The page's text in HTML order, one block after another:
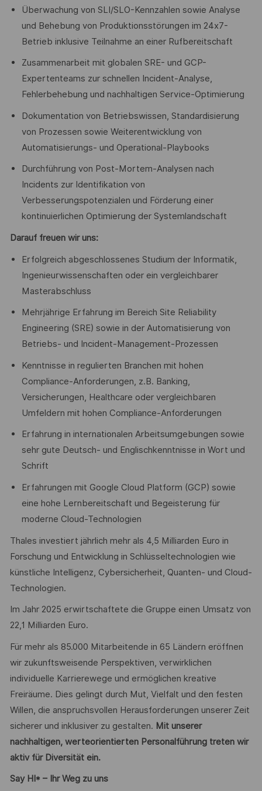
Überwachung von SLI/SLO-Kennzahlen sowie Analyse
und Behebung von Produktionsstörungen im 24x7-
Betrieb inklusive Teilnahme an einer Rufbereitschaft
Zusammenarbeit mit globalen SRE- und GCP-
Expertenteams zur schnellen Incident-Analyse,
Fehlerbehebung und nachhaltigen Service-Optimierung
Dokumentation von Betriebswissen, Standardisierung
von Prozessen sowie Weiterentwicklung von
Automatisierungs- und Operational-Playbooks
Durchführung von Post-Mortem-Analysen nach
Incidents zur Identifikation von
Verbesserungspotenzialen und Förderung einer
kontinuierlichen Optimierung der Systemlandschaft
Darauf freuen wir uns:
Erfolgreich abgeschlossenes Studium der Informatik,
Ingenieurwissenschaften oder ein vergleichbarer
Masterabschluss
Mehrjährige Erfahrung im Bereich Site Reliability
Engineering (SRE) sowie in der Automatisierung von
Betriebs- und Incident-Management-Prozessen
Kenntnisse in regulierten Branchen mit hohen
Compliance-Anforderungen, z.B. Banking,
Versicherungen, Healthcare oder vergleichbaren
Umfeldern mit hohen Compliance-Anforderungen
Erfahrung in internationalen Arbeitsumgebungen sowie
sehr gute Deutsch- und Englischkenntnisse in Wort und
Schrift
Erfahrungen mit Google Cloud Platform (GCP) sowie
eine hohe Lernbereitschaft und Begeisterung für
moderne Cloud-Technologien
Thales investiert jährlich mehr als 4,5 Milliarden Euro in
Forschung und Entwicklung in Schlüsseltechnologien wie
künstliche Intelligenz, Cybersicherheit, Quanten- und Cloud-
Technologien.
Im Jahr 2025 erwirtschaftete die Gruppe einen Umsatz von
22,1 Milliarden Euro.
Für mehr als 85.000 Mitarbeitende in 65 Ländern eröffnen
wir zukunftsweisende Perspektiven, verwirklichen
individuelle Karrierewege und ermöglichen kreative
Freiräume. Dies gelingt durch Mut, Vielfalt und den festen
Willen, die anspruchsvollen Herausforderungen unserer Zeit
sicherer und inklusiver zu gestalten. Mit unserer
nachhaltigen, werteorientierten Personalführung treten wir
aktiv für Diversität ein.
Say HI* – Ihr Weg zu uns